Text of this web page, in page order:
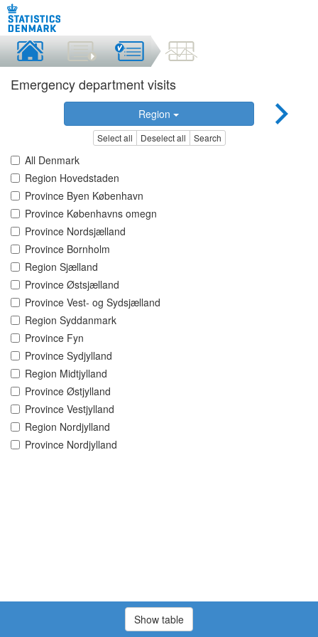
Emergency department visits
Region
Select all Deselect all Search
All Denmark
Region Hovedstaden
Province Byen København
Province Københavns omegn
Province Nordsjælland
Province Bornholm
Region Sjælland
Province Østsjælland
Province Vest- og Sydsjælland
Region Syddanmark
Province Fyn
Province Sydjylland
Region Midtjylland
Province Østjylland
Province Vestjylland
Region Nordjylland
Province Nordjylland
Show table